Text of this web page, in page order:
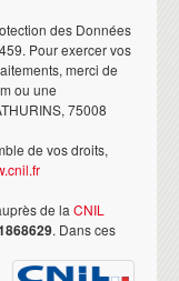
des Données
Pour exercer vos
merci de
ou une
75008
de vos droits,
de la CNIL
. Dans ces